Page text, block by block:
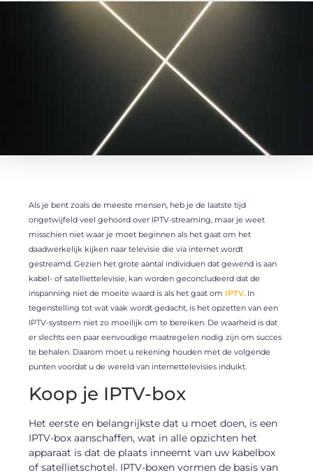
Als je bent zoals de meeste mensen, heb je de laatste tijd
ongetwijfeld veel gehoord over IPTV-streaming, maar je weet
misschien niet waar je moet beginnen als het gaat om het
daadwerkelijk kijken naar televisie die via internet wordt
gestreamd. Gezien het grote aantal individuen dat gewend is aan
kabel- of satelliettelevisie, kan worden geconcludeerd dat de
inspanning niet de moeite waard is als het gaat om IPTV . In
tegenstelling tot wat vaak wordt gedacht, is het opzetten van een
IPTV-systeem niet zo moeilijk om te bereiken. De waarheid is dat
er slechts een paar eenvoudige maatregelen nodig zijn om succes
te behalen. Daarom moet u rekening houden met de volgende
punten voordat u de wereld van internettelevisies induikt.
Koop je IPTV-box
Het eerste en belangrijkste dat u moet doen, is een
IPTV-box aanschaffen, wat in alle opzichten het
apparaat is dat de plaats inneemt van uw kabelbox
of satellietschotel. IPTV-boxen vormen de basis van